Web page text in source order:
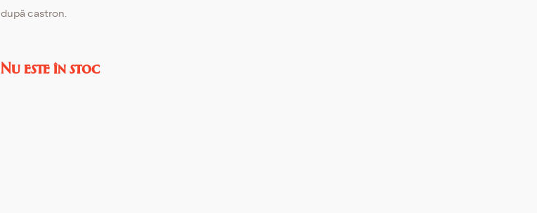
după castron.
Nu este în stoc